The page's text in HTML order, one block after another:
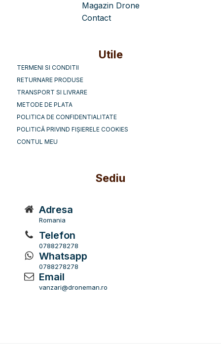
Magazin Drone
Contact
Utile
TERMENI SI CONDITII
RETURNARE PRODUSE
TRANSPORT SI LIVRARE
METODE DE PLATA
POLITICA DE CONFIDENTIALITATE
POLITICĂ PRIVIND FIȘIERELE COOKIES
CONTUL MEU
Sediu
Adresa
Romania
Telefon
0788278278
Whatsapp
0788278278
Email
vanzari@droneman.ro